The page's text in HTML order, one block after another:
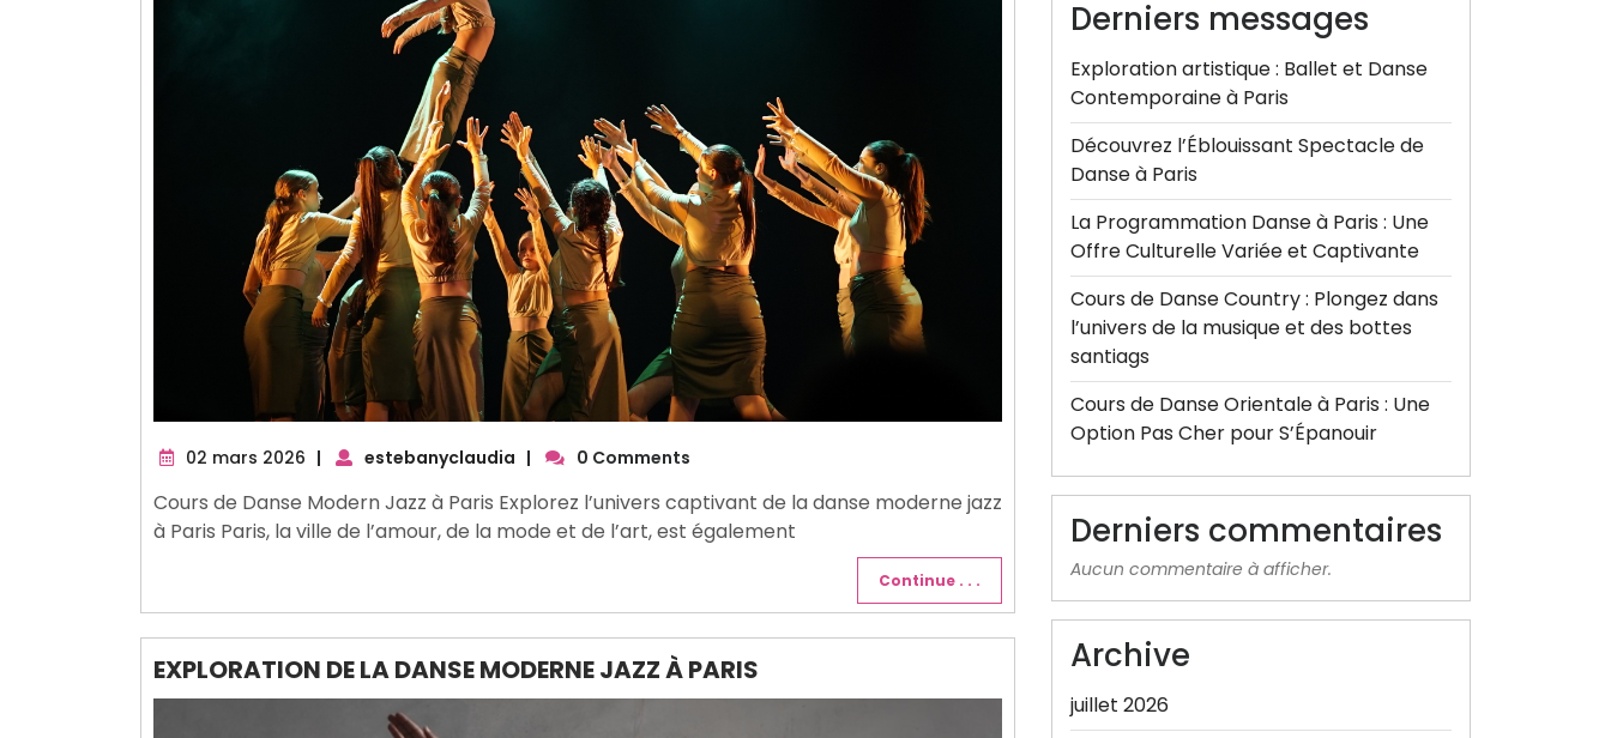
02 mars 2026 02
2026
| estebanyclaudia | 0 Comments
Cours de Danse Modern Jazz à Paris Explorez l’univers captivant de la danse moderne jazz
à Paris Paris, la ville de l’amour, de la mode et de l’art, est également
Continue . . .
EXPLORATION DE LA DANSE MODERNE JAZZ À PARIS
Derniers messages
Exploration artistique : Ballet et Danse
Contemporaine à Paris
Découvrez l’Éblouissant Spectacle de
Danse à Paris
La Programmation Danse à Paris : Une
Offre Culturelle Variée et Captivante
Cours de Danse Country : Plongez dans
l’univers de la musique et des bottes
santiags
Cours de Danse Orientale à Paris : Une
Option Pas Cher pour S’Épanouir
Derniers commentaires
Aucun commentaire à afficher.
Archive
juillet 2026